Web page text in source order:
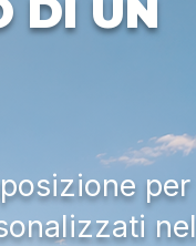
DI UN
per
nel